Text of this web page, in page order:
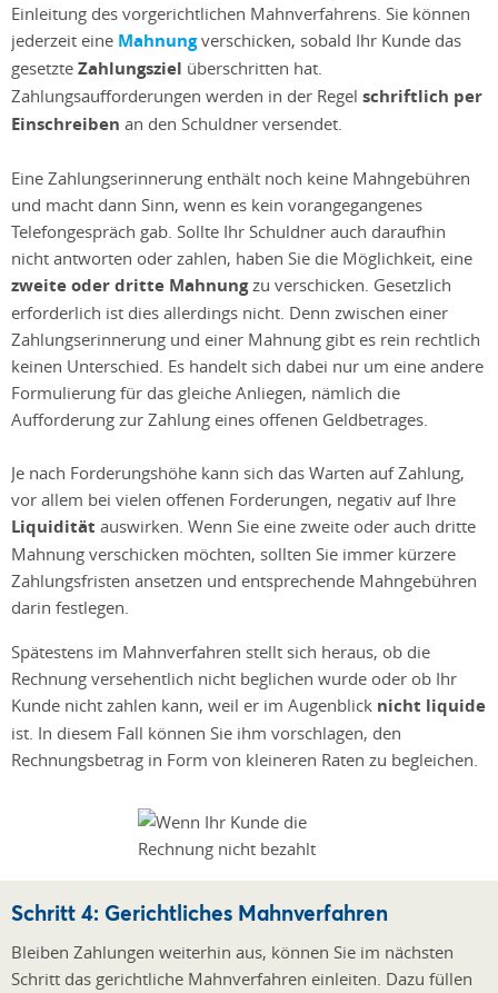
Einleitung des vorgerichtlichen Mahnverfahrens. Sie können
jederzeit eine Mahnungverschicken, sobald Ihr Kunde das
gesetzte Zahlungsziel überschritten hat.
Zahlungsaufforderungen werden in der Regel schriftlich per
Einschreiben an den Schuldner versendet.
Eine Zahlungserinnerung enthält noch keine Mahngebühren
und macht dann Sinn, wenn es kein vorangegangenes
Telefongespräch gab. Sollte Ihr Schuldner auch daraufhin
nicht antworten oder zahlen, haben Sie die Möglichkeit, eine
zweite oder dritte Mahnungzu verschicken. Gesetzlich
erforderlich ist dies allerdings nicht. Denn zwischen einer
Zahlungserinnerung und einer Mahnung gibt es rein rechtlich
keinen Unterschied. Es handelt sich dabei nur um eine andere
Formulierung für das gleiche Anliegen, nämlich die
Aufforderung zur Zahlung eines offenen Geldbetrages.
Je nach Forderungshöhe kann sich das Warten auf Zahlung,
vor allem bei vielen offenen Forderungen, negativ auf Ihre
Liquidität auswirken. Wenn Sie eine zweite oder auch dritte
Mahnung verschicken möchten, sollten Sie immer kürzere
Zahlungsfristen ansetzen und entsprechende Mahngebühren
darin festlegen.
Spätestens im Mahnverfahren stellt sich heraus, ob die
Rechnung versehentlich nicht beglichen wurde oder ob Ihr
Kunde nicht zahlen kann, weil er im Augenblick nicht liquide
ist. In diesem Fall können Sie ihm vorschlagen, den
Rechnungsbetrag in Form von kleineren Raten zu begleichen.
Schritt 4: Gerichtliches Mahnverfahren
Bleiben Zahlungen weiterhin aus, können Sie im nächsten
Schritt das gerichtliche Mahnverfahren einleiten. Dazu füllen